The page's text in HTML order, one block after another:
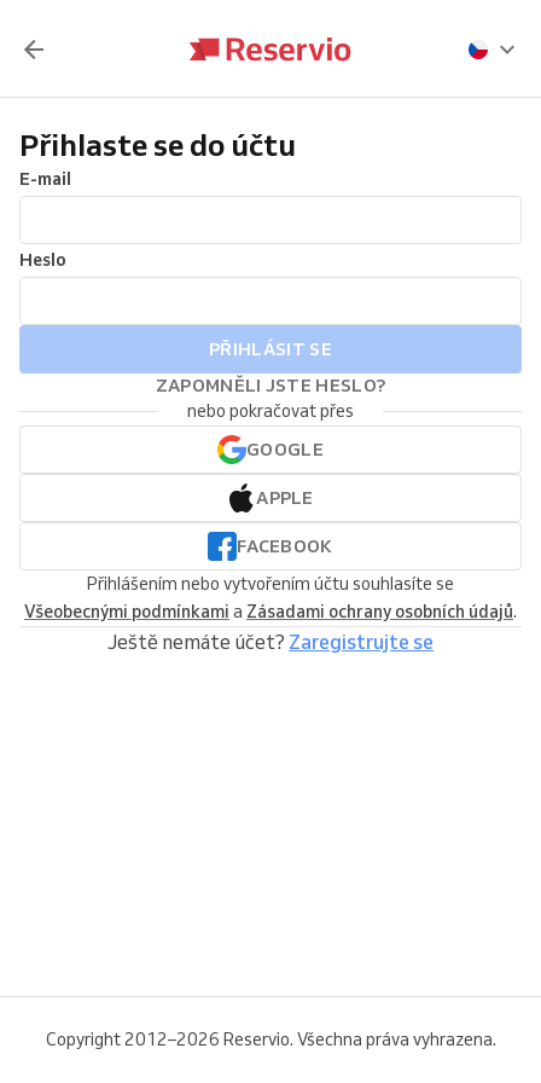
Přihlaste se do účtu
E-mail
Heslo
PŘIHLÁSIT SE
ZAPOMNĚLI JSTE HESLO?
nebo pokračovat přes
GOOGLE
APPLE
FACEBOOK
Přihlášením nebo vytvořením účtu souhlasíte se
Všeobecnými podmínkami a Zásadami ochrany osobních údajů.
Ještě nemáte účet? Zaregistrujte se
Copyright 2012–2026 Reservio. Všechna práva vyhrazena.